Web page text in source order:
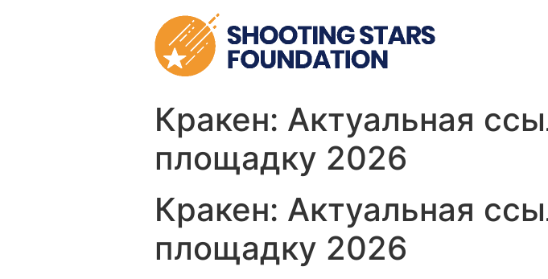
Кракен: Актуальная
площадку 2026
Кракен: Актуальная
площадку 2026